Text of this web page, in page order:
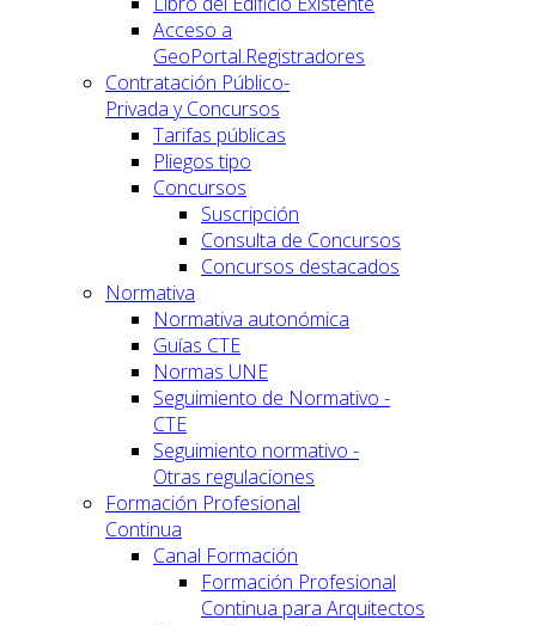
Acceso a
GeoPortal.Registradores
Contratación Público-
Privada y Concursos
Tarifas públicas
Pliegos tipo
Concursos
Suscripción
Consulta de Concursos
Concursos destacados
Normativa
Normativa autonómica
Guías CTE
Normas UNE
Seguimiento de Normativo -
CTE
Seguimiento normativo -
Otras regulaciones
Formación Profesional
Continua
Canal Formación
Formación Profesional
Continua para Arquitectos